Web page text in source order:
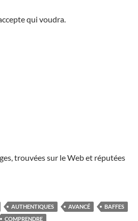
qui voudra.
trouvées sur le Web et réputées
AUTHENTIQUES AVANCÉ
BAFFES
COMPRENDRE